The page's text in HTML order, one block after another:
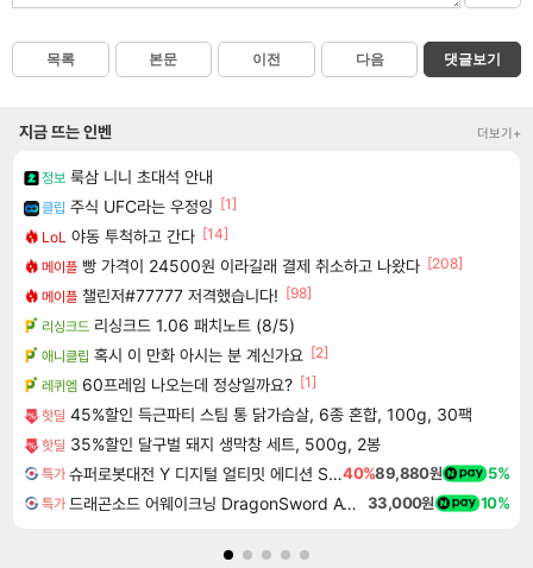
목록 본문 이전 다음 댓글보기
지금 뜨는 인벤 더보기+
정보 룩삼 니니 초대석 안내
클립 주식 UFC라는 우정잉 [1]
LoL 야동 투척하고 간다 [14]
메이플 빵 가격이 24500원 이라길래 결제 취소하고 나왔다 [208]
메이플 챌린저#77777 저격했습니다! [98]
리싱크드 리싱크드 1.06 패치노트 (8/5)
애니클립 혹시 이 만화 아시는 분 계신가요 [2]
레퀴엠 60프레임 나오는데 정상일까요? [1]
핫딜 45%할인 득근파티 스팀 통 닭가슴살, 6종 혼합, 100g, 30팩
핫딜 35%할인 달구벌 돼지 생막창 세트, 500g, 2봉
특가 슈퍼로봇대전 Y 디지털 얼티밋 에디션 Super Robot Wars Y Digital Ultimate Edition40%89,880원 5%
특가 드래곤소드 어웨이크닝 DragonSword Awakening 33,000원 10%